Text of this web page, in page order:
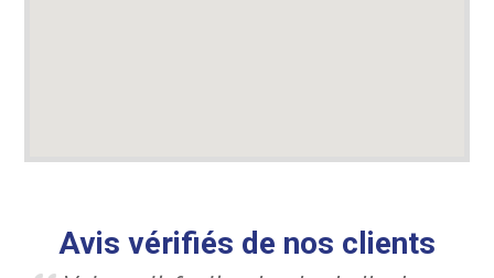
Avis vérifiés de nos clients